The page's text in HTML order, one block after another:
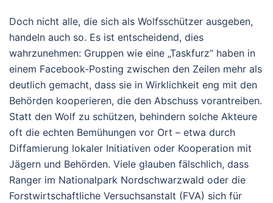
Doch nicht alle, die sich als Wolfsschützer ausgeben,
handeln auch so. Es ist entscheidend, dies
wahrzunehmen: Gruppen wie eine „Taskfurz“ haben in
einem Facebook-Posting zwischen den Zeilen mehr als
deutlich gemacht, dass sie in Wirklichkeit eng mit den
Behörden kooperieren, die den Abschuss vorantreiben.
Statt den Wolf zu schützen, behindern solche Akteure
oft die echten Bemühungen vor Ort – etwa durch
Diffamierung lokaler Initiativen oder Kooperation mit
Jägern und Behörden. Viele glauben fälschlich, dass
Ranger im Nationalpark Nordschwarzwald oder die
Forstwirtschaftliche Versuchsanstalt (FVA) sich für